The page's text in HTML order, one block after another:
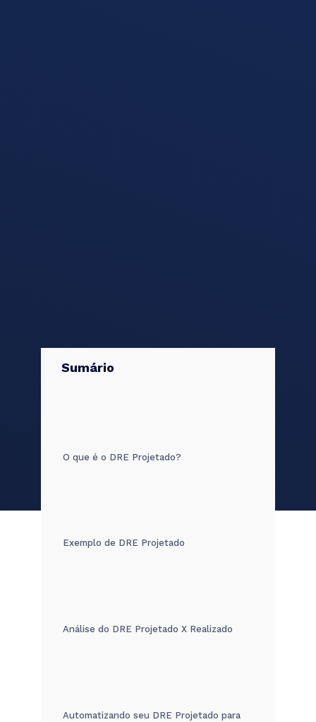
Sumário
O que é o DRE Projetado?
Exemplo de DRE Projetado
Análise do DRE Projetado X Realizado
Automatizando seu DRE Projetado para